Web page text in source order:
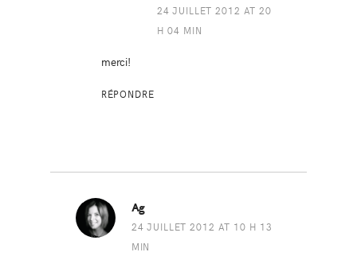
24 JUILLET 2012 AT 20
H 04 MIN
merci!
RÉPONDRE
Ag
24 JUILLET 2012 AT 10 H 13
MIN